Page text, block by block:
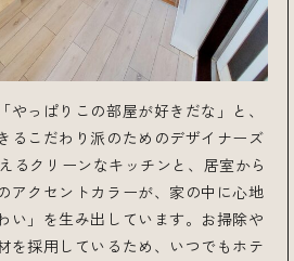
やっぱりこの部屋が好きだな」と、
るこだわり派のためのデザイナーズ
るクリーンなキッチンと、居室から
アクセントカラーが、家の中に心地
い」を生み出しています。お掃除や
を採用しているため、いつでもホテ